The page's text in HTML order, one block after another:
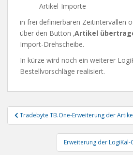
Artikel-Importe
in frei definierbaren Zeitintervallen
über den Button ‚Artikel
Import-Drehscheibe.
In kürze wird noch ein weiterer
Bestellvorschläge realisiert.
Beitragsnavigation
Tradebyte TB.One-Erweiterung der
Erweiterung der LogiKal-